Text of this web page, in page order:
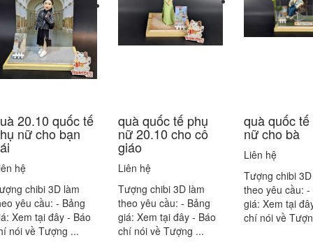
20.10 quốc tế
nữ cho bạn
hệ
chibi 3D làm
yêu cầu: - Bảng
Xem tại đây - Báo
nói về Tượng ...
quà quốc tế phụ
nữ 20.10 cho cô
giáo
Liên hệ
Tượng chibi 3D làm
theo yêu cầu: - Bảng
giá: Xem tại đây - Báo
chí nói về Tượng ...
quà quốc tế
nữ cho bà
Liên hệ
Tượng chibi
theo yêu cầu: -
giá: Xem tại
chí nói về